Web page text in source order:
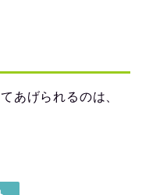
あげられるのは、